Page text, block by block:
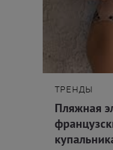
ТРЕНДЫ
Пляжная